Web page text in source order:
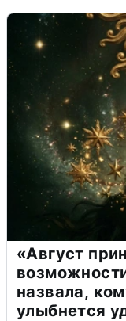
«Август
назвала,
улыбнется